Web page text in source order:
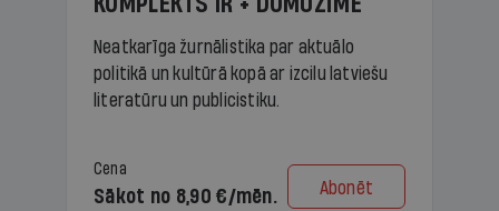
Neatkarīga žurnālistika par aktuālo
politikā un kultūrā kopā ar izcilu latviešu
literatūru un publicistiku.
Cena
Sākot no 8,90 €/mēn. Abonēt